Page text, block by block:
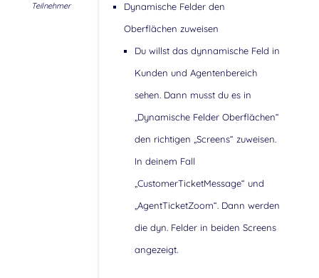
Teilnehmer
Dynamische Felder den
Oberflächen zuweisen
Du willst das dynnamische Feld in
Kunden und Agentenbereich
sehen. Dann musst du es in
„Dynamische Felder Oberflächen“
den richtigen „Screens“ zuweisen.
In deinem Fall
„CustomerTicketMessage“ und
„AgentTicketZoom“. Dann werden
die dyn. Felder in beiden Screens
angezeigt.